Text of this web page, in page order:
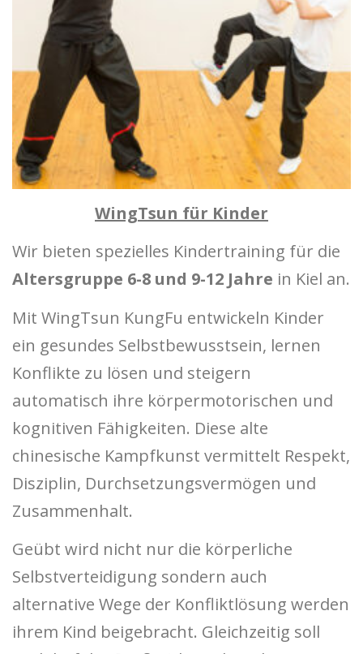
WingTsun für Kinder
Wir bieten spezielles Kindertraining für die
Altersgruppe 6-8 und 9-12 Jahre in Kiel an.
Mit WingTsun KungFu entwickeln Kinder
ein gesundes Selbstbewusstsein, lernen
Konflikte zu lösen und steigern
automatisch ihre körpermotorischen und
kognitiven Fähigkeiten. Diese alte
chinesische Kampfkunst vermittelt Respekt,
Disziplin, Durchsetzungsvermögen und
Zusammenhalt.
Geübt wird nicht nur die körperliche
Selbstverteidigung sondern auch
alternative Wege der Konfliktlösung werden
ihrem Kind beigebracht. Gleichzeitig soll